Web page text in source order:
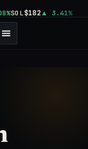
SOL$182 3.41%